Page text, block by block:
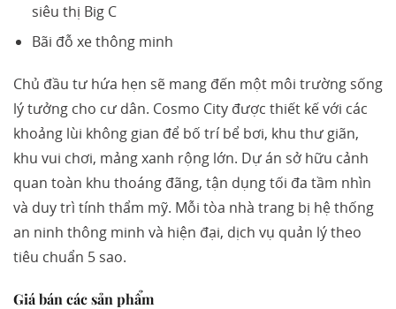
siêu thị Big C
Bãi đỗ xe thông minh
Chủ đầu tư hứa hẹn sẽ mang đến một môi trường sống
lý tưởng cho cư dân. Cosmo City được thiết kế với các
khoảng lùi không gian để bố trí bể bơi, khu thư giãn,
khu vui chơi, mảng xanh rộng lớn. Dự án sở hữu cảnh
quan toàn khu thoáng đãng, tận dụng tối đa tầm nhìn
và duy trì tính thẩm mỹ. Mỗi tòa nhà trang bị hệ thống
an ninh thông minh và hiện đại, dịch vụ quản lý theo
tiêu chuẩn 5 sao.
Giá bán các sản phẩm